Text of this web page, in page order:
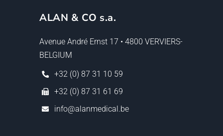
ALAN & CO s.a.
Avenue André Ernst 17 • 4800 VERVIERS-
BELGIUM
+32 (0) 87 31 10 59
+32 (0) 87 31 61 69
info@alanmedical.be